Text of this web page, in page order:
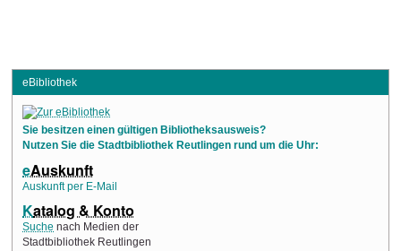
eBibliothek
Sie besitzen einen gültigen Bibliotheksausweis?
Nutzen Sie die Stadtbibliothek Reutlingen rund um die Uhr:
eAuskunft
Auskunft per E-Mail
Katalog & Konto
Suche nach Medien der
Stadtbibliothek Reutlingen